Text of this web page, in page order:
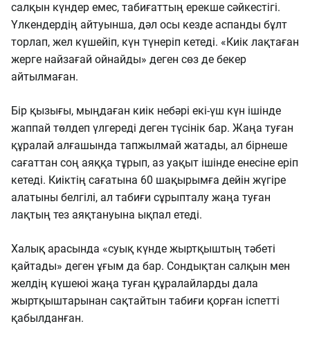
салқын күндер емес, табиғаттың ерекше сәйкестігі.
Үлкендердің айтуынша, дәл осы кезде аспанды бұлт
торлап, жел күшейіп, күн түнеріп кетеді. «Киік лақтаған
жерге найзағай ойнайды» деген сөз де бекер
айтылмаған.
Бір қызығы, мыңдаған киік небәрі екі-үш күн ішінде
жаппай төлдеп үлгереді деген түсінік бар. Жаңа туған
құралай алғашында тапжылмай жатады, ал бірнеше
сағаттан соң аяққа тұрып, аз уақыт ішінде енесіне еріп
кетеді. Киіктің сағатына 60 шақырымға дейін жүгіре
алатыны белгілі, ал табиғи сұрыпталу жаңа туған
лақтың тез аяқтануына ықпал етеді.
Халық арасында «суық күнде жыртқыштың тәбеті
қайтады» деген ұғым да бар. Сондықтан салқын мен
желдің күшеюі жаңа туған құралайларды дала
жыртқыштарынан сақтайтын табиғи қорған іспетті
қабылданған.